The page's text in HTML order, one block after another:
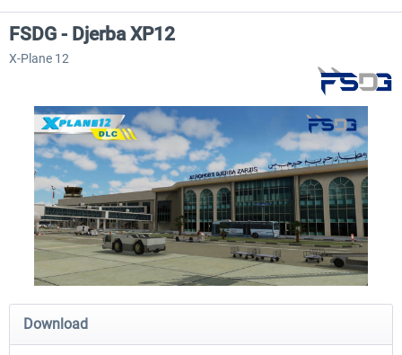
Airport Berlin Brandenburg V2 XP Airport Zurich V2.0 XP
FSDG - Djerba XP12
X-Plane 12
Download